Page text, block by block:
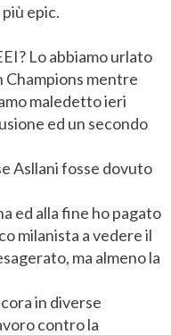
epic.
Lo abbiamo urlato
Champions mentre
maledetto ieri
ed un secondo
Asllani fosse dovuto
ed alla fine ho pagato
milanista a vedere il
ma almeno la
in diverse
contro la